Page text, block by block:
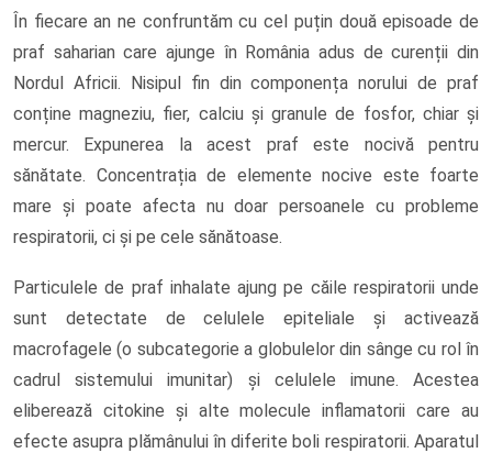
În fiecare an ne confruntăm cu cel puțin două episoade de
praf saharian care ajunge în România adus de curenții din
Nordul Africii. Nisipul fin din componența norului de praf
conține magneziu, fier, calciu și granule de fosfor, chiar și
mercur. Expunerea la acest praf este nocivă pentru
sănătate. Concentrația de elemente nocive este foarte
mare și poate afecta nu doar persoanele cu probleme
respiratorii, ci și pe cele sănătoase.
Particulele de praf inhalate ajung pe căile respiratorii unde
sunt detectate de celulele epiteliale și activează
macrofagele (o subcategorie a globulelor din sânge cu rol în
cadrul sistemului imunitar) și celulele imune. Acestea
eliberează citokine și alte molecule inflamatorii care au
efecte asupra plămânului în diferite boli respiratorii. Aparatul